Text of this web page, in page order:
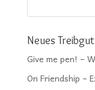
Neues
Give me pen! –
On Friendship –